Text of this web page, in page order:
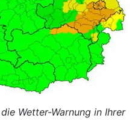
Wetter-Warnung in Ihrer